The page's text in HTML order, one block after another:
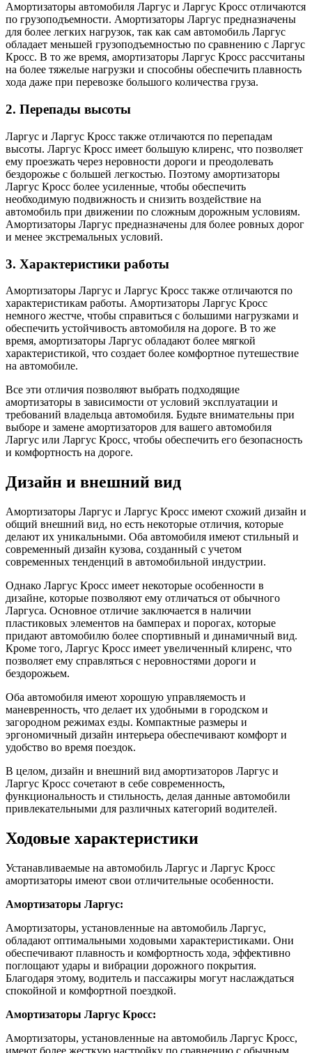
Амортизаторы автомобиля Ларгус и Ларгус Кросс отличаются
по грузоподъемности. Амортизаторы Ларгус предназначены
для более легких нагрузок, так как сам автомобиль Ларгус
обладает меньшей грузоподъемностью по сравнению с Ларгус
Кросс. В то же время, амортизаторы Ларгус Кросс рассчитаны
на более тяжелые нагрузки и способны обеспечить плавность
хода даже при перевозке большого количества груза.
2. Перепады высоты
Ларгус и Ларгус Кросс также отличаются по перепадам
высоты. Ларгус Кросс имеет большую клиренс, что позволяет
ему проезжать через неровности дороги и преодолевать
бездорожье с большей легкостью. Поэтому амортизаторы
Ларгус Кросс более усиленные, чтобы обеспечить
необходимую подвижность и снизить воздействие на
автомобиль при движении по сложным дорожным условиям.
Амортизаторы Ларгус предназначены для более ровных дорог
и менее экстремальных условий.
3. Характеристики работы
Амортизаторы Ларгус и Ларгус Кросс также отличаются по
характеристикам работы. Амортизаторы Ларгус Кросс
немного жестче, чтобы справиться с большими нагрузками и
обеспечить устойчивость автомобиля на дороге. В то же
время, амортизаторы Ларгус обладают более мягкой
характеристикой, что создает более комфортное путешествие
на автомобиле.
Все эти отличия позволяют выбрать подходящие
амортизаторы в зависимости от условий эксплуатации и
требований владельца автомобиля. Будьте внимательны при
выборе и замене амортизаторов для вашего автомобиля
Ларгус или Ларгус Кросс, чтобы обеспечить его безопасность
и комфортность на дороге.
Дизайн и внешний вид
Амортизаторы Ларгус и Ларгус Кросс имеют схожий дизайн и
общий внешний вид, но есть некоторые отличия, которые
делают их уникальными. Оба автомобиля имеют стильный и
современный дизайн кузова, созданный с учетом
современных тенденций в автомобильной индустрии.
Однако Ларгус Кросс имеет некоторые особенности в
дизайне, которые позволяют ему отличаться от обычного
Ларгуса. Основное отличие заключается в наличии
пластиковых элементов на бамперах и порогах, которые
придают автомобилю более спортивный и динамичный вид.
Кроме того, Ларгус Кросс имеет увеличенный клиренс, что
позволяет ему справляться с неровностями дороги и
бездорожьем.
Оба автомобиля имеют хорошую управляемость и
маневренность, что делает их удобными в городском и
загородном режимах езды. Компактные размеры и
эргономичный дизайн интерьера обеспечивают комфорт и
удобство во время поездок.
В целом, дизайн и внешний вид амортизаторов Ларгус и
Ларгус Кросс сочетают в себе современность,
функциональность и стильность, делая данные автомобили
привлекательными для различных категорий водителей.
Ходовые характеристики
Устанавливаемые на автомобиль Ларгус и Ларгус Кросс
амортизаторы имеют свои отличительные особенности.
Амортизаторы Ларгус:
Амортизаторы, установленные на автомобиль Ларгус,
обладают оптимальными ходовыми характеристиками. Они
обеспечивают плавность и комфортность хода, эффективно
поглощают удары и вибрации дорожного покрытия.
Благодаря этому, водитель и пассажиры могут наслаждаться
спокойной и комфортной поездкой.
Амортизаторы Ларгус Кросс:
Амортизаторы, установленные на автомобиль Ларгус Кросс,
имеют более жесткую настройку по сравнению с обычным